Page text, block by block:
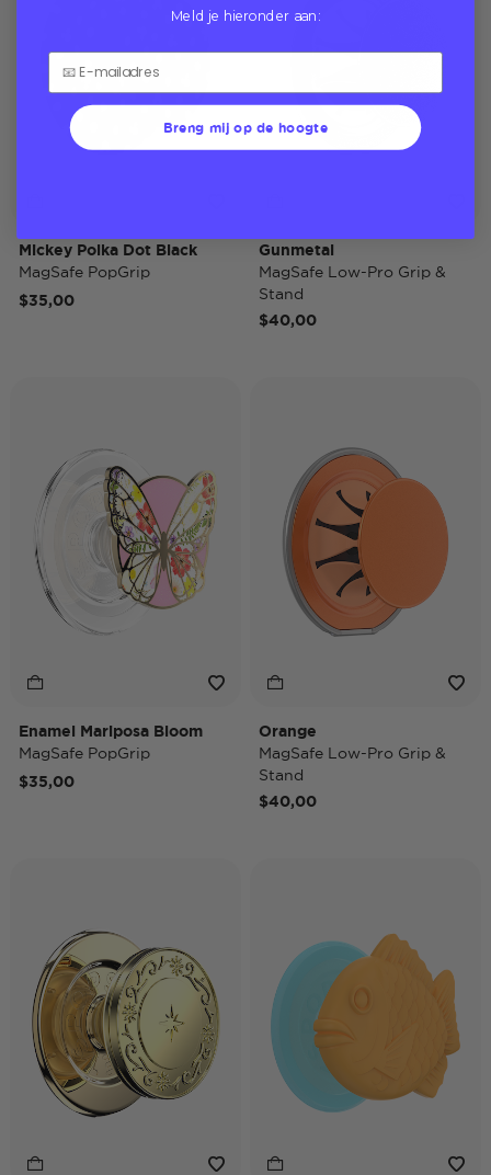
Mickey Polka Dot Black
MagSafe PopGrip
$35,00
Gunmetal
MagSafe Low-Pro Grip &
Stand
$40,00
Enamel Mariposa Bloom
MagSafe PopGrip
$35,00
Orange
MagSafe Low-Pro Grip &
Stand
$40,00
Meld je hieronder aan:
Breng mij op de hoogte